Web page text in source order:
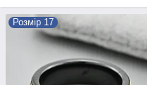
Розмір 17